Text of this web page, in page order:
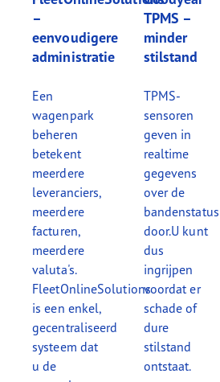
–
eenvoudigere
administratie
Een
wagenpark
beheren
betekent
meerdere
leveranciers,
meerdere
facturen,
meerdere
valuta's.
FleetOnlineSolutions
is een enkel,
gecentraliseerd
systeem dat
u de
TPMS –
minder
stilstand
TPMS-
sensoren
geven in
realtime
gegevens
over de
bandenstatus
door.U kunt
dus
ingrijpen
voordat er
schade of
dure
stilstand
ontstaat.